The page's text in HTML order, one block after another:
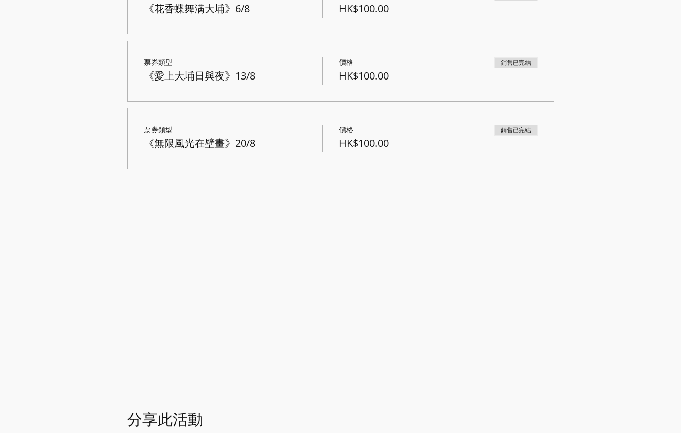
《花香蝶舞满大埔》6/8 HK$100.00
票券類型
《愛上大埔日與夜》13/8
價格
HK$100.00
銷售已完結
票券類型
《無限風光在壁畫》20/8
價格
HK$100.00
銷售已完結
分享此活動